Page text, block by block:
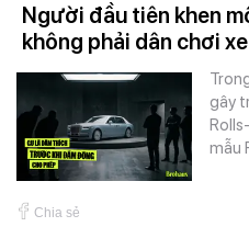
Người đầu tiên khen
không phải dân chơi xe
gây
mẫu
Chia sẻ